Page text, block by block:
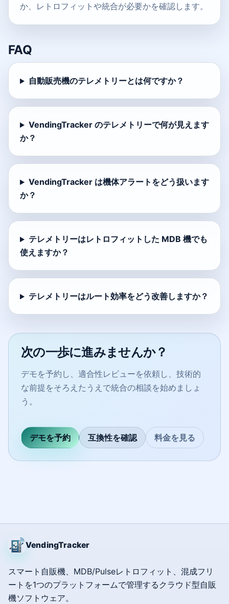
か、レトロフィットや統合が必要かを確認します。
FAQ
自動販売機のテレメトリーとは何ですか？
VendingTracker のテレメトリーで何が見えます
か？
VendingTracker は機体アラートをどう扱います
か？
テレメトリーはレトロフィットした MDB 機でも
使えますか？
テレメトリーはルート効率をどう改善しますか？
次の一歩に進みませんか？
デモを予約し、適合性レビューを依頼し、技術的
な前提をそろえたうえで統合の相談を始めましょ
う。
デモを予約 互換性を確認 料金を見る
VendingTracker
スマート自販機、MDB/Pulseレトロフィット、混成フリ
ートを1つのプラットフォームで管理するクラウド型自販
機ソフトウェア。